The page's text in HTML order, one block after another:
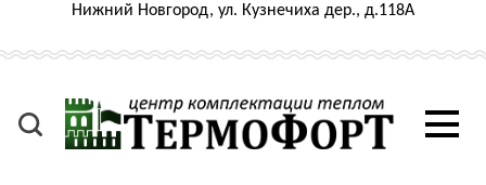
Нижний Новгород, ул. Кузнечиха дер., д.118А